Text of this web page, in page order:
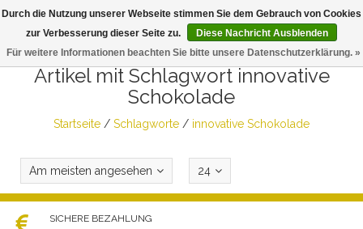
Artikel mit Schlagwort innovative
Schokolade
Startseite / Schlagworte / innovative Schokolade
Am meisten angesehen 24
SICHERE BEZAHLUNG
Durch die Nutzung unserer Webseite stimmen Sie dem Gebrauch von Cookies
zur Verbesserung dieser Seite zu.
Diese Nachricht Ausblenden
Für weitere Informationen beachten Sie bitte unsere Datenschutzerklärung. »